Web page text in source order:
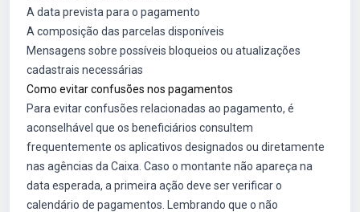
A data prevista para o pagamento
A composição das parcelas disponíveis
Mensagens sobre possíveis bloqueios ou atualizações
cadastrais necessárias
Como evitar confusões nos pagamentos
Para evitar confusões relacionadas ao pagamento, é
aconselhável que os beneficiários consultem
frequentemente os aplicativos designados ou diretamente
nas agências da Caixa. Caso o montante não apareça na
data esperada, a primeira ação deve ser verificar o
calendário de pagamentos. Lembrando que o não